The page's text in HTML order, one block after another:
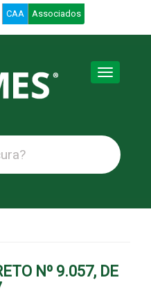
CAA Associados
Toggle
Nº 9.057, DE